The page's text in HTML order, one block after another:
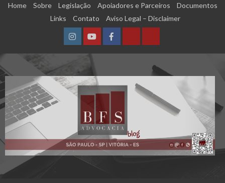
SkipHome Sobre Legislação Apoiadores e Parceiros
Documentos
Links
Contato Aviso Legal – Disclaimer
InstagramYouTubeFacebookCalculadora
Qualidade
de
Segurado
(INSS)
Calculadora
Tempo
de
Contribuição